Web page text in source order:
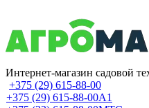
Интернет-магазин садовой
+375 (29) 615-88-00
+375 (29) 615-88-00A1